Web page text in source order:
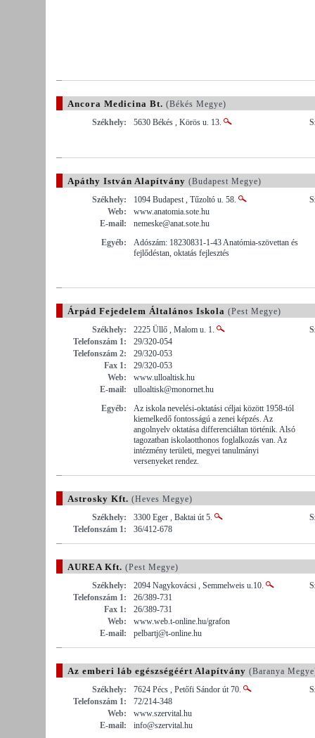
Ancora Medicina Bt. (Békés Megye)
Székhely:
5630 Békés , Körös u. 13.
Apáthy István Alapítvány (Budapest Megye)
Székhely:
1094 Budapest , Tűzoltó u. 58.
Web:
www.anatomia.sote.hu
E-mail:
nemeske@anat.sote.hu
Egyéb:
Adószám: 18230831-1-43 Anatómia-szövettan és
fejlődéstan, oktatás fejlesztés
Árpád Fejedelem Általános Iskola (Pest Megye)
Székhely:
2225 Üllő , Malom u. 1.
Telefonszám 1:
29/320-054
Telefonszám 2:
29/320-053
Fax 1:
29/320-053
Web:
www.ulloaltisk.hu
E-mail:
ulloaltisk@monornet.hu
Egyéb:
Az iskola nevelési-oktatási céljai között 1958-tól
kiemelkedő fontosságú a zenei képzés. Az
angolnyelv oktatása differenciáltan történik. Alsó
tagozatban iskolaotthonos foglalkozás van. Az
intézmény területi, megyei tanulmányi
versenyeket rendez.
Astrosky Kft. (Heves Megye)
Székhely:
3300 Eger , Baktai út 5.
Telefonszám 1:
36/412-678
AUREA Kft. (Pest Megye)
Székhely:
2094 Nagykovácsi , Semmelweis u.10.
Telefonszám 1:
26/389-731
Fax 1:
26/389-731
Web:
www.web.t-online.hu/grafon
E-mail:
pelbartj@t-online.hu
Az emberi láb egészségéért Alapítvány (Baranya
Székhely:
7624 Pécs , Petőfi Sándor út 70.
Telefonszám 1:
72/214-348
Web:
www.szervital.hu
E-mail:
info@szervital.hu